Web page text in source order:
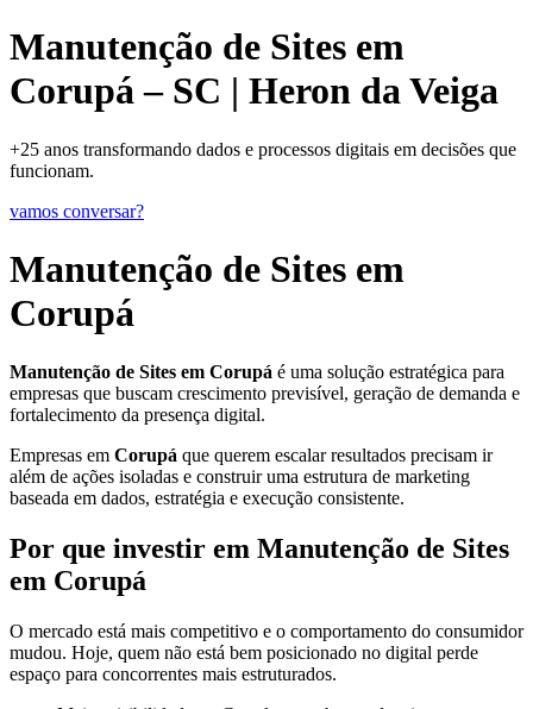
Manutenção de Sites em
Corupá – SC | Heron da Veiga
+25 anos transformando dados e processos digitais em decisões que
funcionam.
vamos conversar?
Manutenção de Sites em
Corupá
Manutenção de Sites em Corupá é uma solução estratégica para
empresas que buscam crescimento previsível, geração de demanda e
fortalecimento da presença digital.
Empresas em Corupá que querem escalar resultados precisam ir
além de ações isoladas e construir uma estrutura de marketing
baseada em dados, estratégia e execução consistente.
Por que investir em Manutenção de Sites
em Corupá
O mercado está mais competitivo e o comportamento do consumidor
mudou. Hoje, quem não está bem posicionado no digital perde
espaço para concorrentes mais estruturados.